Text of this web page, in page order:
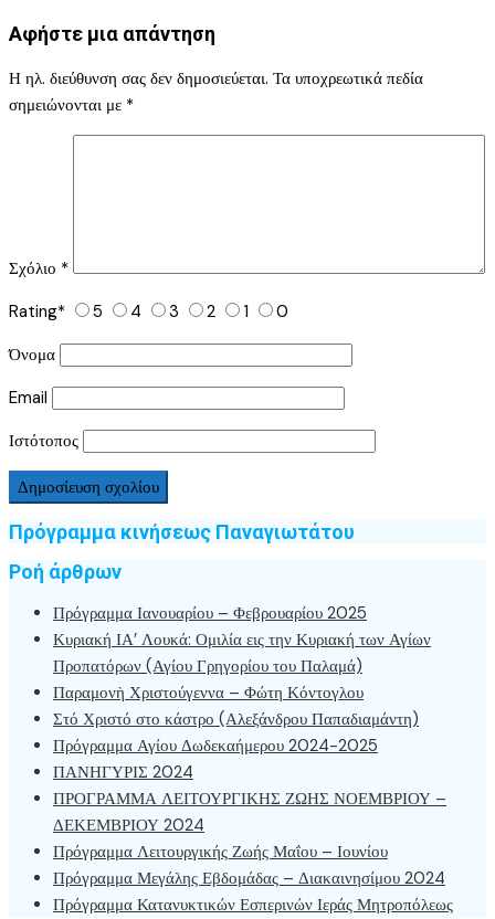
Αφήστε μια απάντηση
Η ηλ. διεύθυνση σας δεν δημοσιεύεται. Τα υποχρεωτικά πεδία
σημειώνονται με *
Σχόλιο *
Rating* 5 4 3 2 1
0
Όνομα
Email
Ιστότοπος
Πρόγραμμα κινήσεως Παναγιωτάτου
Ροή άρθρων
Πρόγραμμα Ιανουαρίου – Φεβρουαρίου 2025
Κυριακή ΙΑ’ Λουκά: Ομιλία εις την Κυριακή των Αγίων
Προπατόρων (Αγίου Γρηγορίου του Παλαμά)
Παραμονὴ Χριστούγεννα – Φώτη Κόντογλου
Στό Χριστό στο κάστρο (Αλεξάνδρου Παπαδιαμάντη)
Πρόγραμμα Αγίου Δωδεκαήμερου 2024-2025
ΠΑΝΗΓΥΡΙΣ 2024
ΠΡΟΓΡΑΜΜΑ ΛΕΙΤΟΥΡΓΙΚΗΣ ΖΩΗΣ ΝΟΕΜΒΡΙΟΥ –
ΔΕΚΕΜΒΡΙΟΥ 2024
Πρόγραμμα Λειτουργικής Ζωής Μαΐου – Ιουνίου
Πρόγραμμα Μεγάλης Εβδομάδας – Διακαινησίμου 2024
Πρόγραμμα Κατανυκτικών Εσπερινών Ιεράς Μητροπόλεως